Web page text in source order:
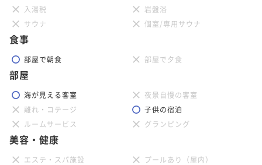
入湯税
岩盤浴
サウナ
個室/専用サウナ
食事
部屋で朝食 部屋で夕食
部屋
海が見える客室
夜景自慢の客室
離れ・コテージ
子供の宿泊
ルームサービス
グランピング
美容・健康
エステ・スパ施設
プールあり（屋内）